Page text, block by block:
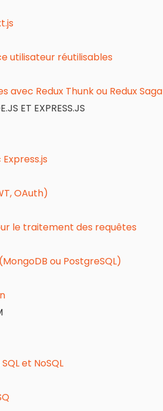
utilisateur réutilisables
Redux Thunk ou Redux Saga
ET EXPRESS.JS
OAuth)
le traitement des requêtes
ou PostgreSQL)
et NoSQL